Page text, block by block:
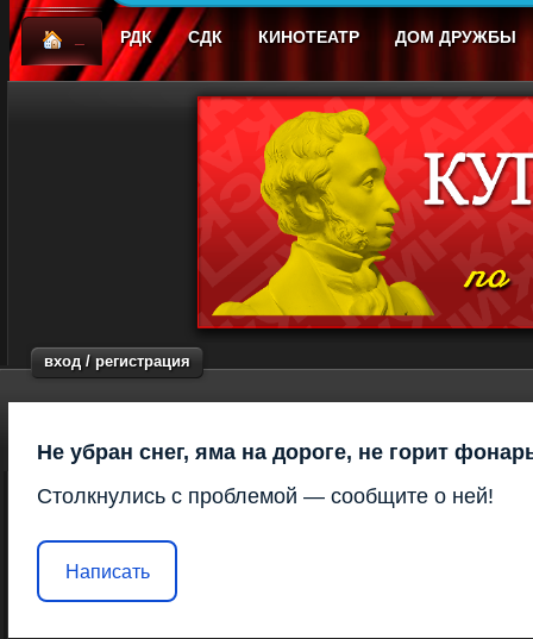
РДК СДК КИНОТЕАТР ДОМ ДРУЖБЫ
вход / регистрация
Не убран снег, яма на дороге, не горит
Столкнулись с проблемой — сообщите о ней!
Написать